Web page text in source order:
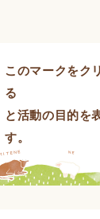
このマークをク
る
と活動の目的を
す。